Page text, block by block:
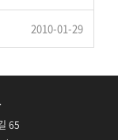
2010-01-29
65